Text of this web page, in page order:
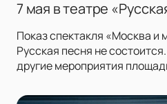
7 мая в театре
Показ спектакля «Москва и
Русская песня не
другие мероприятия